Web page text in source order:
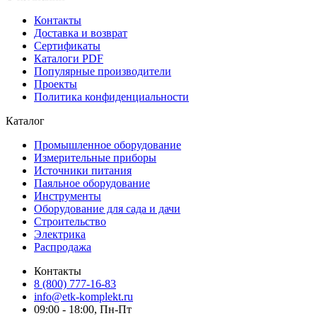
Контакты
Доставка и возврат
Сертификаты
Каталоги PDF
Популярные производители
Проекты
Политика конфиденциальности
Каталог
Промышленное оборудование
Измерительные приборы
Источники питания
Паяльное оборудование
Инструменты
Оборудование для сада и дачи
Строительство
Электрика
Распродажа
Контакты
8 (800) 777-16-83
info@etk-komplekt.ru
09:00 - 18:00, Пн-Пт